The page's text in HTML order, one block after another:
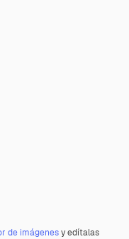
de imágenesy edítalas